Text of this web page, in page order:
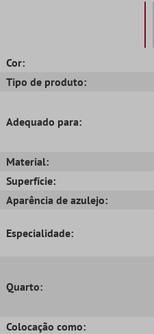
Cor:
Tipo de produto:
Adequado para:
Material:
Superfície:
Aparência de azulejo:
Especialidade:
Quarto:
Colocação como: